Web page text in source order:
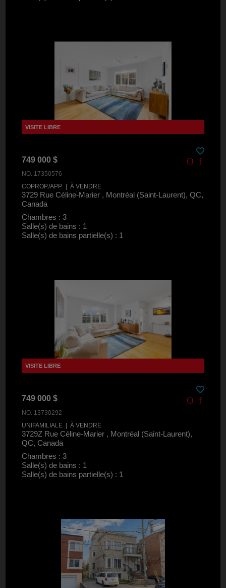
749 000 $
NO. 17350576
COPROP./APP. | À VENDRE
3729 Rue Céline-Marier , Montréal (Saint-Laurent), QC,
Canada
Chambres : 3
Salle(s) de bains : 1
Salle(s) de bains partielle(s) : 1
749 000 $
NO. 13730292
UNIFAMILIALE | À VENDRE
3729Z Rue Céline-Marier , Montréal (Saint-Laurent),
QC, Canada
Chambres : 3
Salle(s) de bains : 1
Salle(s) de bains partielle(s) : 1